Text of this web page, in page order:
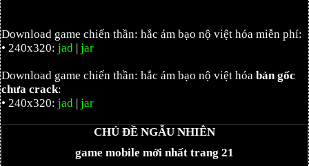
Download game chiến thần: hắc ám bạo nộ việt hóa miễn phí:
• 240x320: jad | jar
Download game chiến thần: hắc ám bạo nộ việt hóa bản gốc
chưa crack:
• 240x320: jad | jar
CHỦ ĐỀ NGẪU NHIÊN
game mobile mới nhất trang 21